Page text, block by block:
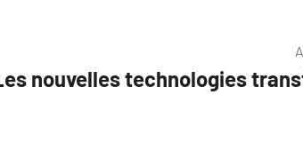
nouvelles technologies